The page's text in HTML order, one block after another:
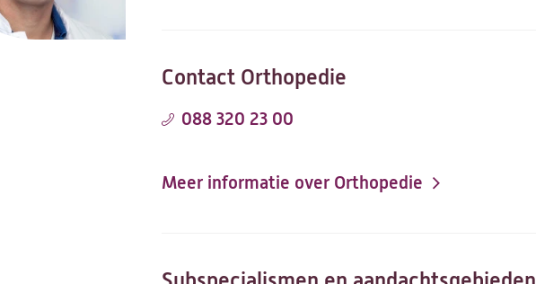
Contact Orthopedie
088 320 23 00
Meer informatie over Orthopedie